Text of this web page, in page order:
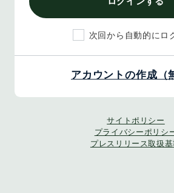
次回から自動的にロ
アカウントの作成（
サイトポリシー
プライバシーポリシ
プレスリリース取扱基